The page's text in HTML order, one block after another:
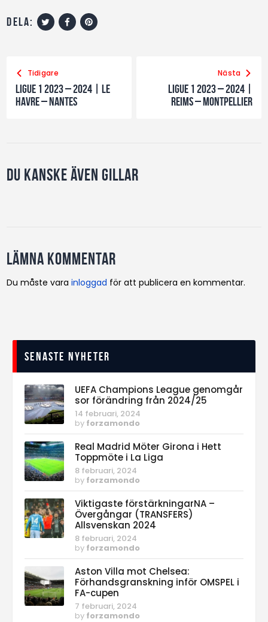
dela:
Tidigare
Ligue 1 2023 – 2024 | LE
Havre – Nantes
Nästa
Ligue 1 2023 – 2024 |
Reims – Montpellier
Du kanske även gillar
Lämna kommentar
Du måste varainloggad för att publicera en kommentar.
Senaste nyheter
UEFA Champions League genomgår
sor förändring från 2024/25
14 februari, 2024
by forzamondo
Real Madrid Möter Girona i Hett
Toppmöte i La Liga
8 februari, 2024
by forzamondo
Viktigaste förstärkningarNA –
Övergångar (TRANSFERS)
Allsvenskan 2024
8 februari, 2024
by forzamondo
Aston Villa mot Chelsea:
Förhandsgranskning inför OMSPEL i
FA-cupen
7 februari, 2024
by forzamondo